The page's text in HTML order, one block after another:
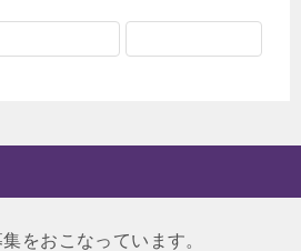
をおこなっています。